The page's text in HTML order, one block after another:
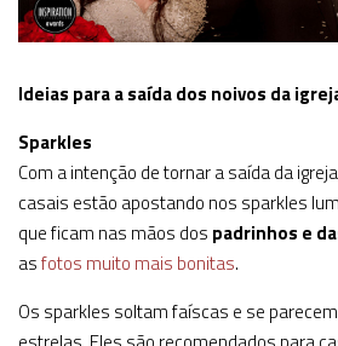
Ideias para a saída dos noivos da
Sparkles
Com a intenção de tornar a saída da
casais estão apostando nos sparkles
que ficam nas mãos dos padrinhos e
asfotos muito mais bonitas.
Os sparkles soltam faíscas e se